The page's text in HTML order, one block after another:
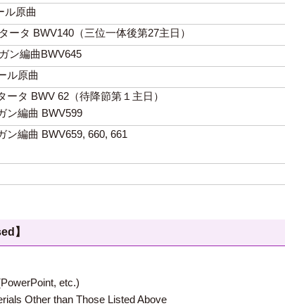
ル原曲
ータ BWV140（三位一体後第27主日）
ン編曲BWV645
ル原曲
タ BWV 62（待降節第１主日）
ン編曲 BWV599
ン編曲 BWV659, 660, 661
】
etc.)
Other than Those Listed Above